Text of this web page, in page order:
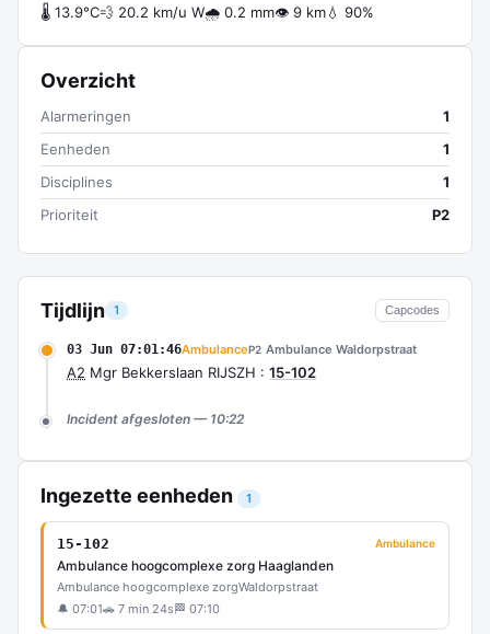
Tijdlijn 1 Capcodes
03 Jun 07:01:46AmbulanceP2 Ambulance Waldorpstraat
A2 Mgr Bekkerslaan RIJSZH : 15-102
Incident afgesloten — 10:22
Ingezette eenheden 1
15-102 Ambulance
Ambulance hoogcomplexe zorg Haaglanden
Ambulance hoogcomplexe zorgWaldorpstraat
🔔 07:01🚗 7 min 24s 🏁 07:10
🌡 13.9°C💨 20.2 km/u W🌧 0.2 mm👁 9 km💧 90%
Overzicht
Alarmeringen
1
Eenheden
1
Disciplines
1
Prioriteit
P2